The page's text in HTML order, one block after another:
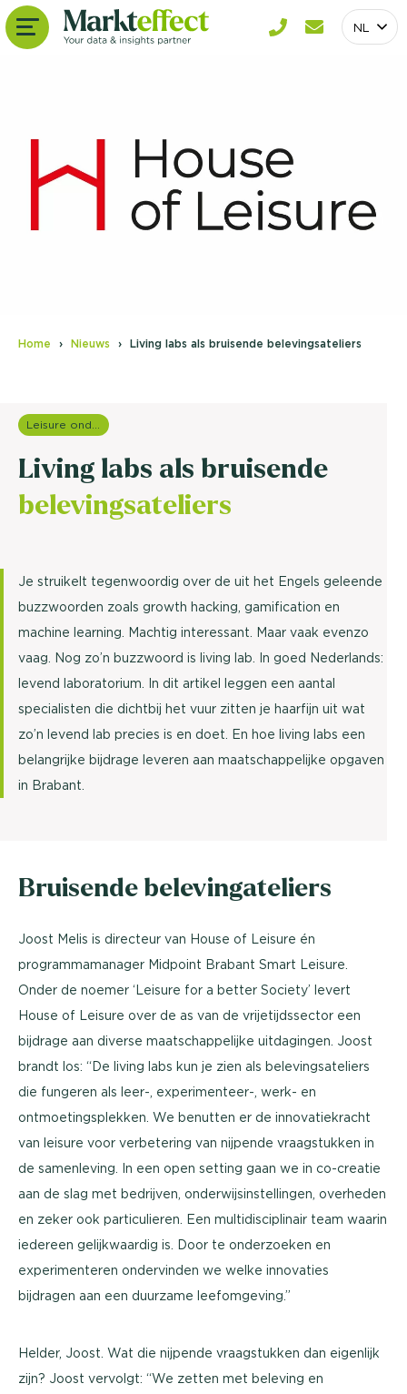
NL
Home Nieuws Living labs als bruisende belevingsateliers
Living labs als bruisende
belevingsateliers
Je struikelt tegenwoordig over de uit het Engels geleende
buzzwoorden zoals growth hacking, gamification en
machine learning. Machtig interessant. Maar vaak evenzo
vaag. Nog zo’n buzzwoord is living lab. In goed Nederlands:
levend laboratorium. In dit artikel leggen een aantal
specialisten die dichtbij het vuur zitten je haarfijn uit wat
zo’n levend lab precies is en doet. En hoe living labs een
belangrijke bijdrage leveren aan maatschappelijke opgaven
in Brabant.
Bruisende belevingateliers
Joost Melis is directeur van House of Leisure én
programmamanager Midpoint Brabant Smart Leisure.
Onder de noemer ‘Leisure for a better Society’ levert
House of Leisure over de as van de vrijetijdssector een
bijdrage aan diverse maatschappelijke uitdagingen. Joost
brandt los: “De living labs kun je zien als belevingsateliers
die fungeren als leer-, experimenteer-, werk- en
ontmoetingsplekken. We benutten er de innovatiekracht
van leisure voor verbetering van nijpende vraagstukken in
de samenleving. In een open setting gaan we in co-creatie
aan de slag met bedrijven, onderwijsinstellingen, overheden
en zeker ook particulieren. Een multidisciplinair team waarin
iedereen gelijkwaardig is. Door te onderzoeken en
experimenteren ondervinden we welke innovaties
bijdragen aan een duurzame leefomgeving.”
Helder, Joost. Wat die nijpende vraagstukken dan eigenlijk
zijn? Joost vervolgt: “We zetten met beleving en